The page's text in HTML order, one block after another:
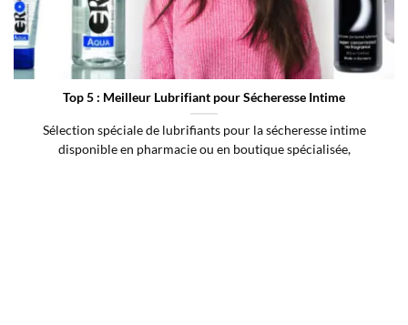
Top 5 : Meilleur Lubrifiant pour Sécheresse Intime
Sélection spéciale de lubrifiants pour la sécheresse intime
disponible en pharmacie ou en boutique spécialisée,